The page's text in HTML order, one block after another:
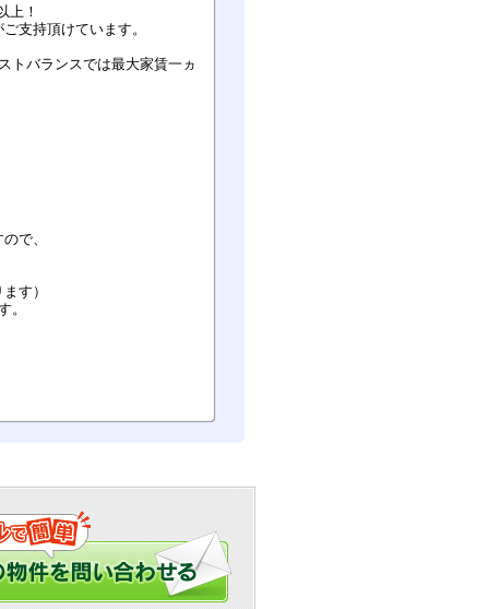
上！
支持頂けています。
トバランスでは最大家賃一ヵ
で、
す）
。